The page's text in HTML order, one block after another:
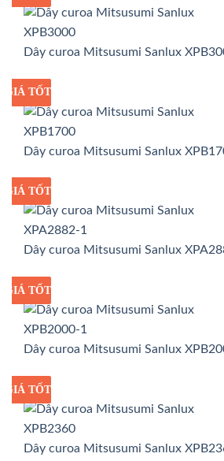
Dây curoa Mitsusumi Sanlux
GIÁ SỈ
GIÁ TỐT
Dây curoa Mitsusumi Sanlux
GIÁ SỈ
GIÁ TỐT
Dây curoa Mitsusumi Sanlux
GIÁ SỈ
GIÁ TỐT
Dây curoa Mitsusumi Sanlux
GIÁ SỈ
GIÁ TỐT
Dây curoa Mitsusumi Sanlux